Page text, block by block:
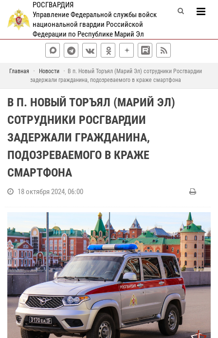
РОСГВАРДИЯ
Управление Федеральной службы войск
национальной гвардии Российской
Федерации по Республике Марий Эл
Главная Новости
В п. Новый Торъял (Марий Эл) сотрудники Росгвардии
задержали гражданина, подозреваемого в краже смартфона
В П. НОВЫЙ ТОРЪЯЛ (МАРИЙ ЭЛ)
СОТРУДНИКИ РОСГВАРДИИ
ЗАДЕРЖАЛИ ГРАЖДАНИНА,
ПОДОЗРЕВАЕМОГО В КРАЖЕ
СМАРТФОНА
18 октября 2024, 06:00